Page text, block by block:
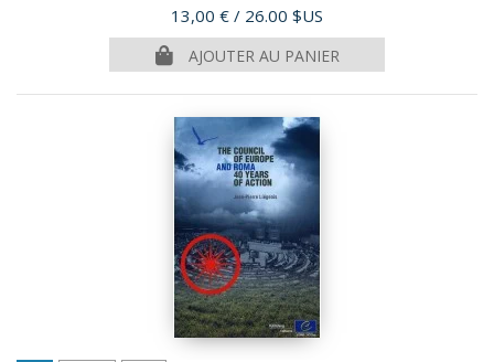
Prix
13,00 € / 26.00 $US
AJOUTER AU PANIER